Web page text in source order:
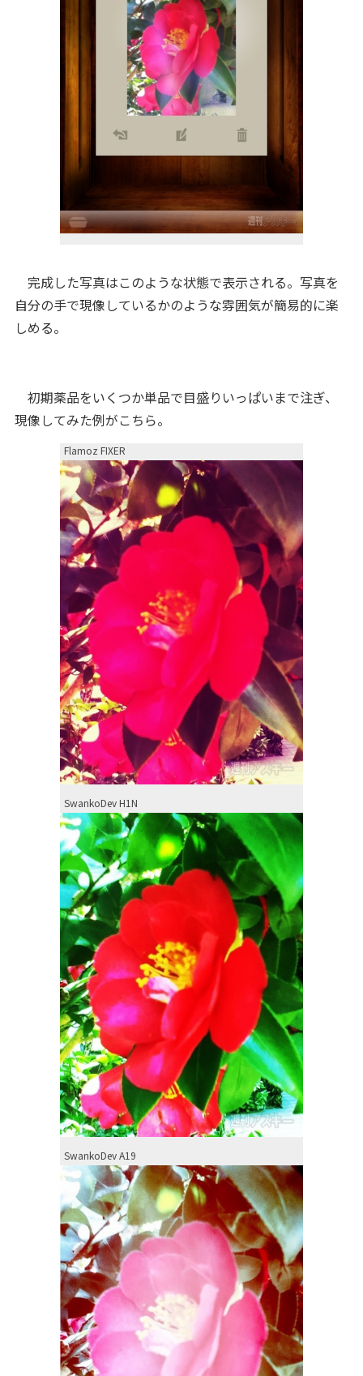
完成した写真はこのような状態で表示される。写真を
自分の手で現像しているかのような雰囲気が簡易的に楽
しめる。
初期薬品をいくつか単品で目盛りいっぱいまで注ぎ、
現像してみた例がこちら。
Flamoz FIXER
SwankoDev H1N
SwankoDev A19